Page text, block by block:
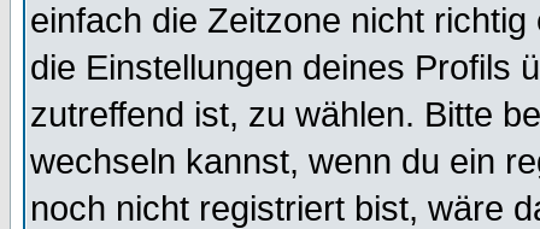
einfach die Zeitzone nicht
die Einstellungen deines Profils
zutreffend ist, zu wählen. Bitte
wechseln kannst, wenn du ein
noch nicht registriert bist, wäre